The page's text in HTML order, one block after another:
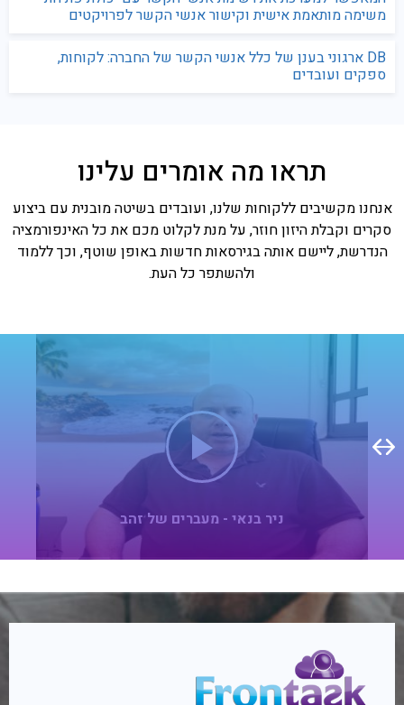
משימה מותאמת אישית וקישור אנשי הקשר לפרויקטים
DB ארגוני בענן של כלל אנשי הקשר של החברה: לקוחות,
ספקים ועובדים
תראו מה אומרים עלינו
אנחנו מקשיבים ללקוחות שלנו, ועובדים בשיטה מובנית עם ביצוע
סקרים וקבלת היזון חוזר, על מנת לקלוט מכם את כל האינפורמציה
הנדרשת, ליישם אותה בגירסאות חדשות באופן שוטף, וכך ללמוד
ולהשתפר כל העת.
ניר בנאי - מעברים של זהב